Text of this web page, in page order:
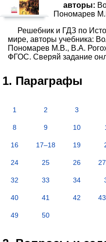
авторы:
Пономарев
Решебник и ГДЗ по
мире, авторы учебника:
Пономарев М.В., В.А.
ФГОС. Сверяй задание
1. Параграфы
1 2 3
8 9 10
16 17–18 19
24 25 26
32 33 34
40 41 42
49 50